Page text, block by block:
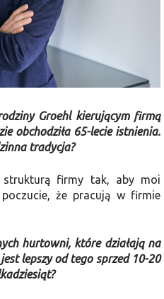
Groehl kierującym firmą
obchodziła 65-lecie istnienia.
tradycja?
firmy tak, aby moi
że pracują w firmie
hurtowni, które działają na
lepszy od tego sprzed 10-20